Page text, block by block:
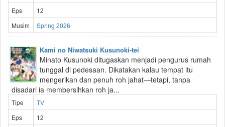
Eps
12
Musim
Spring 2026
Kami no Niwatsuki Kusunoki-tei
Minato Kusunoki ditugaskan menjadi pengurus rumah
tunggal di pedesaan. Dikatakan kalau tempat itu
mengerikan dan penuh roh jahat—tetapi, tanpa
disadari ia membersihkan roh ja...
Tipe
TV
Eps
12